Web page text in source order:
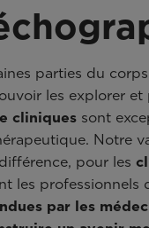
parties du
les explorer et
cliniques sont
Notre
pour les
les professionnels
par les